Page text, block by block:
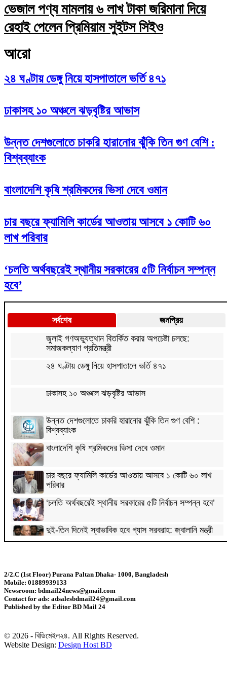
ভেজাল পণ্য মামলায় ৬ লাখ টাকা জরিমানা দিয়ে
রেহাই পেলেন প্রিমিয়াম সুইটস সিইও
আরো
২৪ ঘণ্টায় ডেঙ্গু নিয়ে হাসপাতালে ভর্তি ৪৭১
ঢাকাসহ ১০ অঞ্চলে ঝড়বৃষ্টির আভাস
উন্নত দেশগুলোতে চাকরি হারানোর ঝুঁকি তিন গুণ বেশি :
বিশ্বব্যাংক
বাংলাদেশি কৃষি শ্রমিকদের ভিসা দেবে ওমান
চার বছরে ফ্যামিলি কার্ডের আওতায় আসবে ১ কোটি ৬০
লাখ পরিবার
‘চলতি অর্থবছরেই স্থানীয় সরকারের ৫টি নির্বাচন সম্পন্ন
হবে’
সর্বশেষ
জনপ্রিয়
জুলাই গণঅভ্যুত্থান বিতর্কিত করার অপচেষ্টা চলছে:
সমাজকল্যাণ প্রতিমন্ত্রী
২৪ ঘণ্টায় ডেঙ্গু নিয়ে হাসপাতালে ভর্তি ৪৭১
ঢাকাসহ ১০ অঞ্চলে ঝড়বৃষ্টির আভাস
উন্নত দেশগুলোতে চাকরি হারানোর ঝুঁকি তিন গুণ বেশি :
বিশ্বব্যাংক
বাংলাদেশি কৃষি শ্রমিকদের ভিসা দেবে ওমান
চার বছরে ফ্যামিলি কার্ডের আওতায় আসবে ১ কোটি ৬০ লাখ
পরিবার
‘চলতি অর্থবছরেই স্থানীয় সরকারের ৫টি নির্বাচন সম্পন্ন হবে’
দুই-তিন দিনেই স্বাভাবিক হবে গ্যাস সরবরাহ: জ্বালানি মন্ত্রী
স্বর্ণ খাতকে বৈধ-জবাবদিহিমূলক শিল্পে রূপান্তরের উদ্যোগ
হামে ২৪ ঘণ্টায় আক্রান্ত ৮৬০, মৃত্যু ৬
শিকল ভেঙেছি গণতন্ত্র প্রতিষ্ঠায়: তথ্যমন্ত্রী
2/2.C (1st Floor) Purana Paltan Dhaka- 1000, Bangladesh
Mobile: 01889939133
Newsroom: bdmail24news@gmail.com
Contact for ads: adsalesbdmail24@gmail.com
Published by the Editor BD Mail 24
© 2026 - বিডিমেইল২৪. All Rights Reserved.
Website Design: Design Host BD